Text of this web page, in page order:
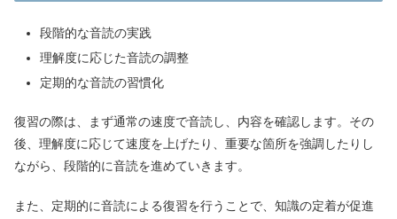
段階的な音読の実践
理解度に応じた音読の調整
定期的な音読の習慣化
復習の際は、まず通常の速度で音読し、内容を確認します。その
後、理解度に応じて速度を上げたり、重要な箇所を強調したりし
ながら、段階的に音読を進めていきます。
また、定期的に音読による復習を行うことで、知識の定着が促進